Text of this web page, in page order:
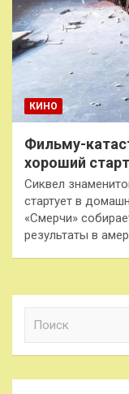
КИНО
Фильму-
хороший старт
Сиквел
стартует в
«Смерчи»
результаты в
к